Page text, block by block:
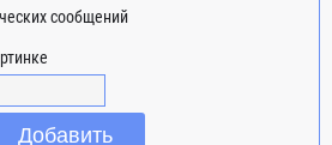
сообщений